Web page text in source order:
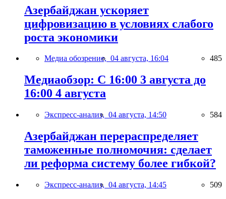
Азербайджан ускоряет
цифровизацию в условиях слабого
роста экономики
Медиа обозрение, 04 августа, 16:04 485
Медиаобзор: С 16:00 3 августа до
16:00 4 августа
Экспресс-анализ, 04 августа, 14:50 584
Азербайджан перераспределяет
таможенные полномочия: сделает
ли реформа систему более гибкой?
Экспресс-анализ, 04 августа, 14:45 509